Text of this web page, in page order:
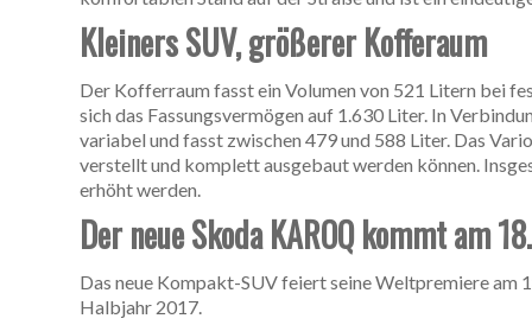
Kleiners SUV, größerer Kofferaum
Der Kofferraum fasst ein Volumen von 521 Litern bei
sich das Fassungsvermögen auf 1.630 Liter. In
variabel und fasst zwischen 479 und 588 Liter. Das
verstellt und komplett ausgebaut werden können.
erhöht werden.
Der neue Skoda KAROQ kommt am
Das neue Kompakt-SUV feiert seine Weltpremiere
Halbjahr 2017.